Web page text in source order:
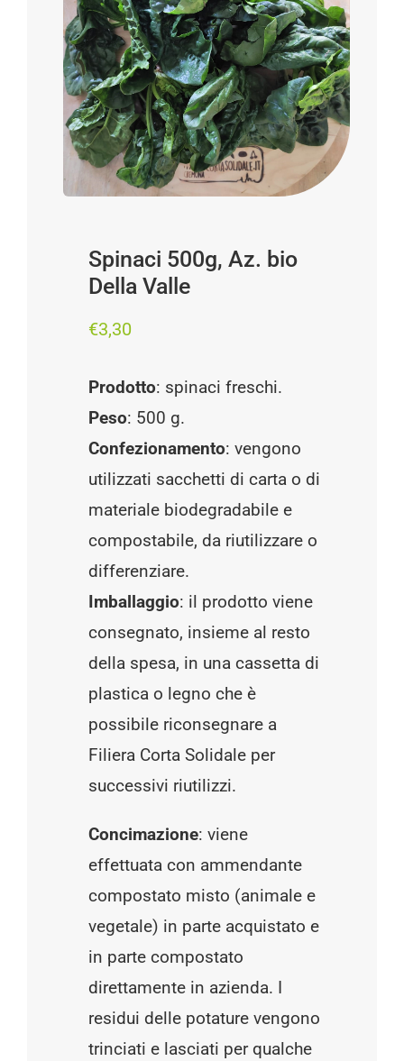
Progetti
I produttori
Carrello
Spinaci 500g, Az. bio
Della Valle
€3,30
Prodotto: spinaci freschi.
Peso: 500 g.
Confezionamento: vengono
utilizzati sacchetti di carta o di
materiale biodegradabile e
compostabile, da riutilizzare o
differenziare.
Imballaggio: il prodotto viene
consegnato, insieme al resto
della spesa, in una cassetta di
plastica o legno che è
possibile riconsegnare a
Filiera Corta Solidale per
successivi riutilizzi.
Concimazione: viene
effettuata con ammendante
compostato misto (animale e
vegetale) in parte acquistato e
in parte compostato
direttamente in azienda. I
residui delle potature vengono
trinciati e lasciati per qualche